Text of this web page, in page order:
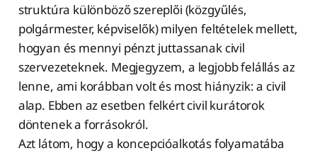
struktúra különböző szereplői (közgyűlés,
polgármester, képviselők) milyen feltételek mellett,
hogyan és mennyi pénzt juttassanak civil
szervezeteknek. Megjegyzem, a legjobb felállás az
lenne, ami korábban volt és most hiányzik: a civil
alap. Ebben az esetben felkért civil kurátorok
döntenek a forrásokról.
Azt látom, hogy a koncepcióalkotás folyamatába